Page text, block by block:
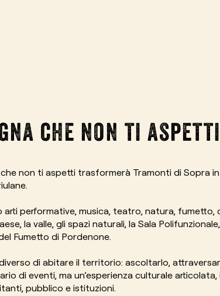
che non ti
non ti aspetti trasformerà Tramonti di Sopra
performative, musica, teatro, natura, fumetto,
la valle, gli spazi naturali, la Sala
Fumetto di Pordenone.
di abitare il territorio: ascoltarlo,
di eventi, ma un’esperienza culturale
pubblico e istituzioni.